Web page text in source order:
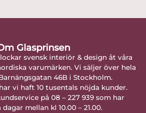
Glasprinsen
svensk interiör & design åt våra
varumärken. Vi säljer över hela
46B i Stockholm.
vi haft 10 tusentals nöjda kunder.
på 08 – 227 939 som har
mellan kl 10.00 – 21.00.